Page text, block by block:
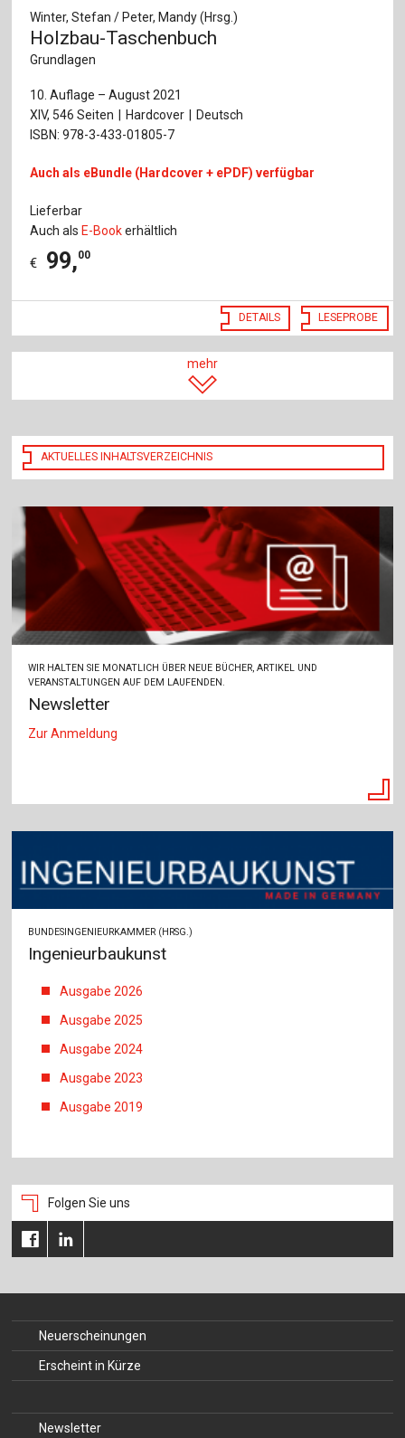
Winter, Stefan / Peter, Mandy (Hrsg.)
Holzbau-Taschenbuch
Grundlagen
10. Auflage – August 2021
XIV, 546 Seiten
Hardcover
Deutsch
ISBN: 978-3-433-01805-7
Auch als eBundle (Hardcover + ePDF) verfügbar
Lieferbar
Auch alsE-Bookerhältlich
€ 99,00
DETAILS LESEPROBE
mehr
AKTUELLES INHALTSVERZEICHNIS
WIR HALTEN SIE MONATLICH ÜBER NEUE BÜCHER, ARTIKEL UND
VERANSTALTUNGEN AUF DEM LAUFENDEN.
Newsletter
Zur Anmeldung
BUNDESINGENIEURKAMMER (HRSG.)
Ingenieurbaukunst
Ausgabe 2026
Ausgabe 2025
Ausgabe 2024
Ausgabe 2023
Ausgabe 2019
Folgen Sie uns
Neuerscheinungen
Erscheint in Kürze
Newsletter